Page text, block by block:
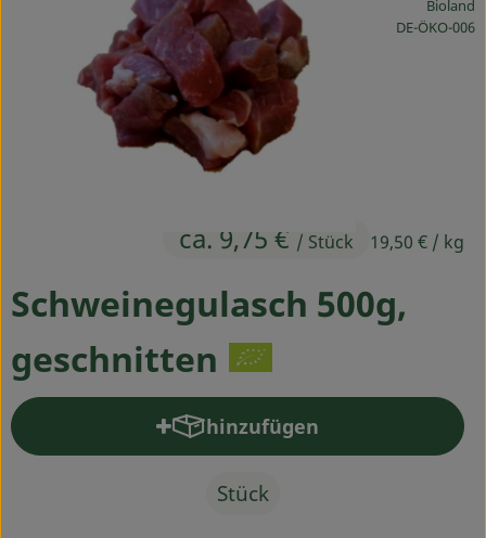
Obst & Gemüse
Kühltheke
Drogerie
Schweinegulasch 500g,
geschnitten
ca. 9,75 € / Stück 19,50 € / kg
Bioland
,DE-ÖKO-006
hinzufügen
Produkt zum Warenkorb
Stück